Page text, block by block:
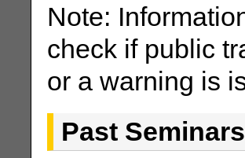
Note:
check if public
or a warning is
Past Seminars